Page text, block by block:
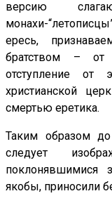
версию
монахи-
ересь,
братством – от
отступление от
христианской
смертью еретика.
Таким образом до
следует
поклонявшимися
якобы, приносили